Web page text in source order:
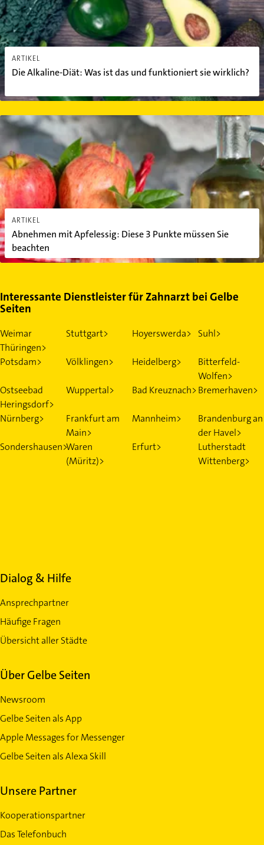
ARTIKEL
Die Alkaline-Diät: Was ist das und funktioniert sie wirklich?
ARTIKEL
Abnehmen mit Apfelessig: Diese 3 Punkte müssen Sie
beachten
Abnehmen mit Apfelessig: Diese 3 Punkte müssen Sie beachten
Interessante Dienstleister für Zahnarzt bei Gelbe
Seiten
Weimar
Thüringen>
Stuttgart> Hoyerswerda> Suhl>
Potsdam> Völklingen> Heidelberg>
Bitterfeld-
Wolfen>
Ostseebad
Heringsdorf>
Wuppertal> Bad Kreuznach>Bremerhaven>
Nürnberg>
Frankfurt am
Main>
Mannheim>
Brandenburg an
der Havel>
Sondershausen>Waren
(Müritz)>
Erfurt>
Lutherstadt
Wittenberg>
Dialog & Hilfe
Ansprechpartner
Häufige Fragen
Übersicht aller Städte
Über Gelbe Seiten
Newsroom
Gelbe Seiten als App
Apple Messages for Messenger
Gelbe Seiten als Alexa Skill
Unsere Partner
Kooperationspartner
Das Telefonbuch